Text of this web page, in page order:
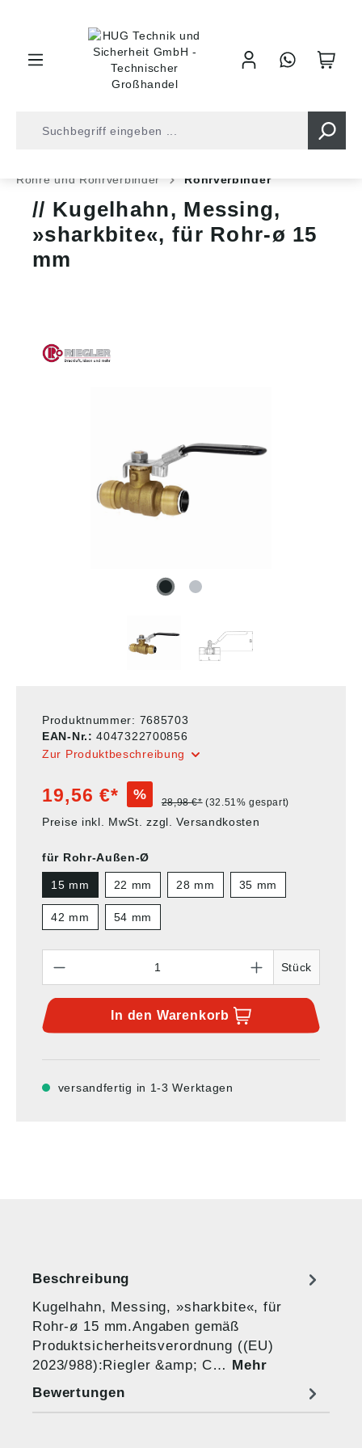
Rohre und Rohrverbinder
Rohrverbinder
Kugelhahn, Messing,
»sharkbite«, für Rohr-ø 15
mm
Produktnummer: 7685703
EAN-Nr.:4047322700856
Zur Produktbeschreibung
19,56 €* % 28,98 €* (32.51% gespart)
Preise inkl. MwSt. zzgl. Versandkosten
für Rohr-Außen-Ø
15 mm 22 mm 28 mm 35 mm
42 mm 54 mm
Stück
In den Warenkorb
versandfertig in 1-3 Werktagen
Beschreibung
Kugelhahn, Messing, »sharkbite«, für
Rohr-ø 15 mm.Angaben gemäß
Produktsicherheitsverordnung ((EU)
2023/988):Riegler &amp; C… Mehr
Bewertungen